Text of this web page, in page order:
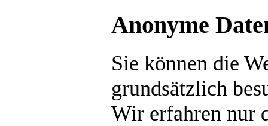
Anonyme
Sie können die
grundsätzlich
Wir erfahren nur